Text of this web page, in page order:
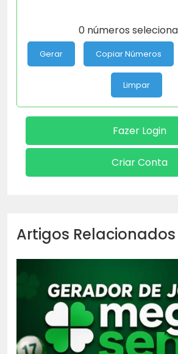
0 números
Gerar Copiar Números
Limpar
Fazer Login
Criar Conta
Artigos Relacionados